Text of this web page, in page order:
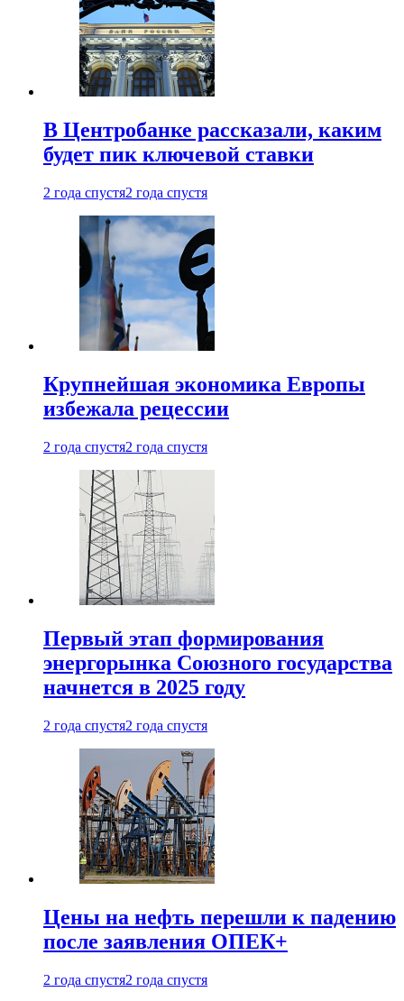
В Центробанке рассказали, каким
будет пик ключевой ставки
2 года спустя2 года спустя
Крупнейшая экономика Европы
избежала рецессии
2 года спустя2 года спустя
Первый этап формирования
энергорынка Союзного государства
начнется в 2025 году
2 года спустя2 года спустя
Цены на нефть перешли к падению
после заявления ОПЕК+
2 года спустя2 года спустя